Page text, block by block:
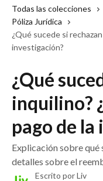
Todas las colecciones
Póliza Jurídica
¿Qué sucede si
investigación?
¿Qué
inquilino?
pago de
Explicación sobre qué
detalles sobre el
Escrito porLiv